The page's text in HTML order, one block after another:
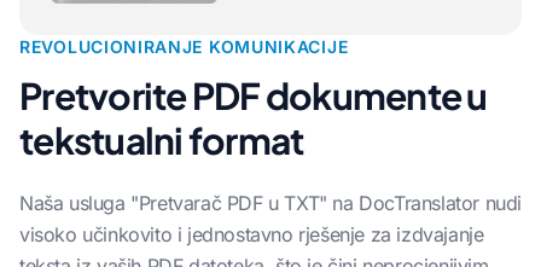
REVOLUCIONIRANJE KOMUNIKACIJE
Pretvorite PDF dokumente u
tekstualni format
Naša usluga "Pretvarač PDF u TXT" na DocTranslator nudi
visoko učinkovito i jednostavno rješenje za izdvajanje